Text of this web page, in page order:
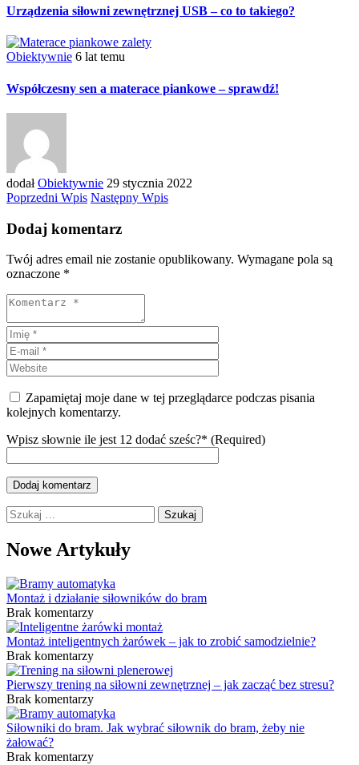
Urządzenia siłowni zewnętrznej USB – co to takiego?
Obiektywnie 6 lat temu
Współczesny sen a materace piankowe – sprawdź!
dodałObiektywnie 29 stycznia 2022
Poprzedni Wpis Następny Wpis
Dodaj komentarz
Twój adres email nie zostanie opublikowany. Wymagane pola są
oznaczone *
Zapamiętaj moje dane w tej przeglądarce podczas pisania
kolejnych komentarzy.
Wpisz słownie ile jest 12 dodać sześc?* (Required)
Szukaj:
Nowe Artykuły
Montaż i działanie siłowników do bram
Brak komentarzy
Montaż inteligentnych żarówek – jak to zrobić samodzielnie?
Brak komentarzy
Pierwszy trening na siłowni zewnętrznej – jak zacząć bez stresu?
Brak komentarzy
Siłowniki do bram. Jak wybrać siłownik do bram, żeby nie
żałować?
Brak komentarzy